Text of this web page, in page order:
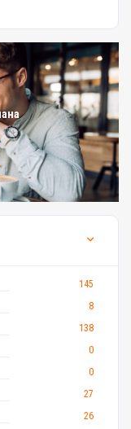
145
8
138
0
0
27
26